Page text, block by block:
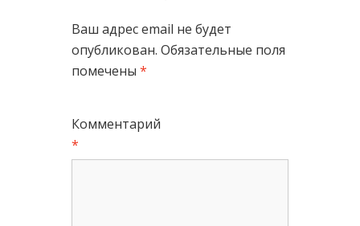
Ваш адрес email не будет
опубликован. Обязательные поля
помечены *
Комментарий
*